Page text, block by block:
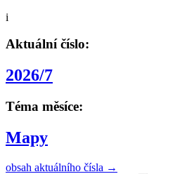
i
Aktuální číslo:
2026/7
Téma měsíce:
Mapy
obsah aktuálního čísla →